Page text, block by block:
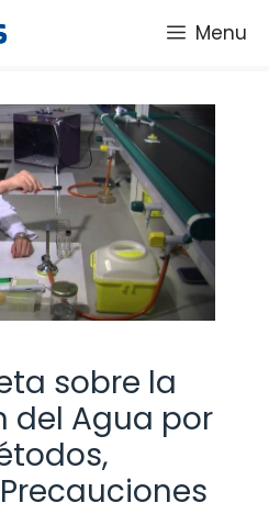
Menu
sobre la
del Agua por